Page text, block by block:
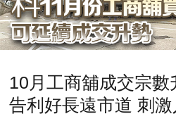
10月工商舖成交宗數
告利好長遠市道 刺